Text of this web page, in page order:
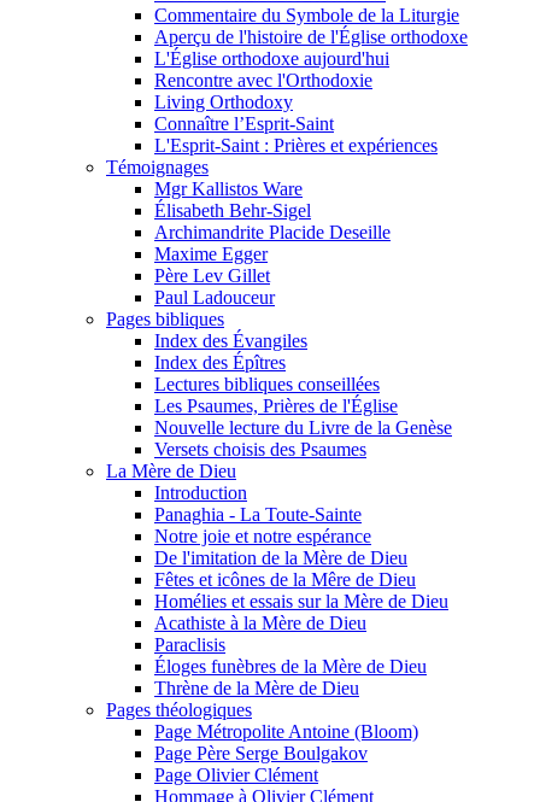
Commentaire du Symbole de la Liturgie
Aperçu de l'histoire de l'Église orthodoxe
L'Église orthodoxe aujourd'hui
Rencontre avec l'Orthodoxie
Living Orthodoxy
Connaître l’Esprit-Saint
L'Esprit-Saint : Prières et expériences
Témoignages
Mgr Kallistos Ware
Élisabeth Behr-Sigel
Archimandrite Placide Deseille
Maxime Egger
Père Lev Gillet
Paul Ladouceur
Pages bibliques
Index des Évangiles
Index des Épîtres
Lectures bibliques conseillées
Les Psaumes, Prières de l'Église
Nouvelle lecture du Livre de la Genèse
Versets choisis des Psaumes
La Mère de Dieu
Introduction
Panaghia - La Toute-Sainte
Notre joie et notre espérance
De l'imitation de la Mère de Dieu
Fêtes et icônes de la Mêre de Dieu
Homélies et essais sur la Mère de Dieu
Acathiste à la Mère de Dieu
Paraclisis
Éloges funèbres de la Mère de Dieu
Thrène de la Mère de Dieu
Pages théologiques
Page Métropolite Antoine (Bloom)
Page Père Serge Boulgakov
Page Olivier Clément
Hommage à Olivier Clément